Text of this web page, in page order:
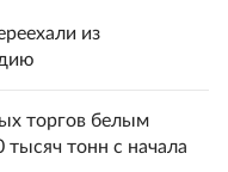
из
торгов белым
тонн с начала